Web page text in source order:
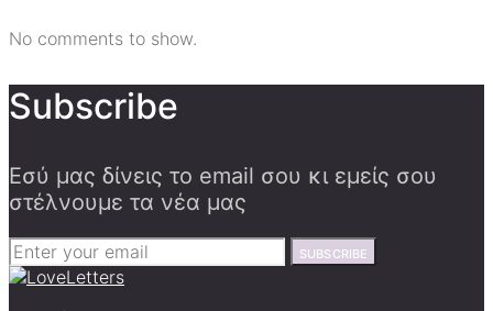
No comments to show.
Subscribe
Εσύ μας δίνεις το email σου κι εμείς σου
στέλνουμε τα νέα μας
SUBSCRIBE